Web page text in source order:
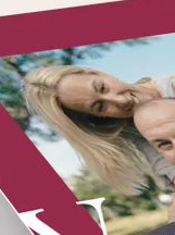
Google Reviews
deinem Foto